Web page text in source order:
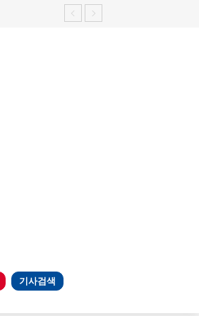
기사검색